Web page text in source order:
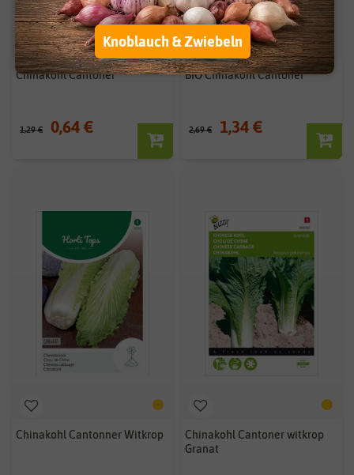
Chinakohl Cantoner
1,29 € 0,64 €
BIO Chinakohl Cantoner
2,69 € 1,34 €
Chinakohl Cantonner Witkrop
Chinakohl Cantoner witkrop
Granat
Knoblauch & Zwiebeln